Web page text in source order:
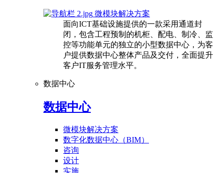
微模块解决方案
面向ICT基础设施提供的一款采用通道封
闭，包含工程预制的机柜、配电、制冷、监
控等功能单元的独立的小型数据中心，为客
户提供数据中心整体产品及交付，全面提升
客户IT服务管理水平。
数据中心
数据中心
微模块解决方案
数字化数据中心（BIM）
咨询
设计
实施